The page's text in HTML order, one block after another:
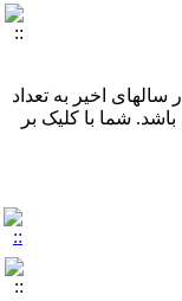
اخیر به تعداد
شما با کلیک بر